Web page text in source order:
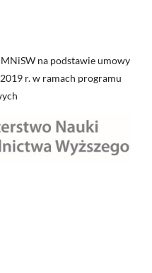
na podstawie umowy
r. w ramach programu